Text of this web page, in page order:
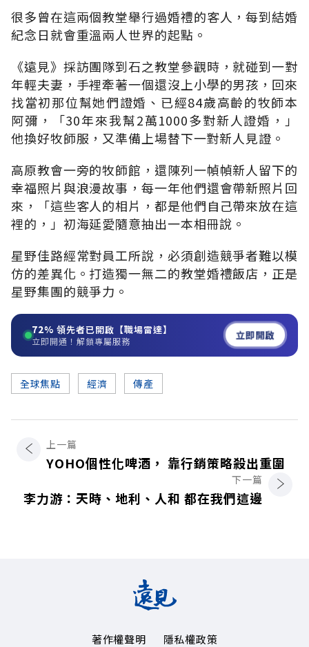
很多曾在這兩個教堂舉行過婚禮的客人，每到結婚
紀念日就會重溫兩人世界的起點。
《遠見》採訪團隊到石之教堂參觀時，就碰到一對
年輕夫妻，手裡牽著一個還沒上小學的男孩，回來
找當初那位幫她們證婚、已經84歲高齡的牧師本
阿彌，「30年來我幫2萬1000多對新人證婚，」
他換好牧師服，又準備上場替下一對新人見證。
高原教會一旁的牧師館，還陳列一幀幀新人留下的
幸福照片與浪漫故事，每一年他們還會帶新照片回
來，「這些客人的相片，都是他們自己帶來放在這
裡的，」初海延愛隨意抽出一本相冊說。
星野佳路經常對員工所說，必須創造競爭者難以模
仿的差異化。打造獨一無二的教堂婚禮飯店，正是
星野集團的競爭力。
72% 領先者已開啟【職場雷達】
立即開通！解鎖專屬服務 立即開啟
全球焦點 經濟 傳產
上一篇
YOHO個性化啤酒， 靠行銷策略殺出重圍
下一篇
李力游：天時、地利、人和 都在我們這邊
著作權聲明 隱私權政策